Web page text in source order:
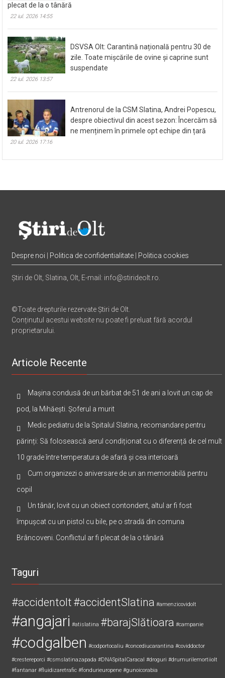
plecat de la o tânără
22 iul. 2026 14:55
DSVSA Olt: Carantină națională pentru 30 de
zile. Toate mișcările de ovine și caprine sunt
suspendate
22 iul. 2026 13:57
Antrenorul de la CSM Slatina, Andrei Popescu,
despre obiectivul din acest sezon: Încercăm să
ne menținem în primele opt echipe din țară
20 iul. 2026 17:16
Despre noi Politica de confidentialitate Politica cookies
Știri de Olt, Slatina, Olt, E-mail: info@stirideolt.ro.
©Toate drepturile rezervate Știri de Olt.
Conținutul acestui website nu poate fi preluat fără acordul
proprietarului.
Articole Recente
Mașina condusă de un bărbat de 51 de ani a lovit un cap de
pod, la Mihăești. Șoferul a murit
Medic pediatru de la Spitalul Slatina, recomandare pentru
părinți: Să folosească aerul condiționat cu o diferență de cel mult
10 grade între temperatura de afară și cea interioară
Cum organizezi o aniversare de un an memorabilă pentru
copil
Un tânăr, lovit cu un obiect contondent, altul ar fi fost
împușcat cu un pistol cu bile, pe o stradă din comuna
Brâncoveni. Conflictul ar fi plecat de la o tânără
Taguri
#accidentolt #accidentSlatina #amenzicovidolt
#angajari #atislatina #barajSlătioara #campanie
#codgalben #codportocaliu #concediucarantina #coviddoctor
#crestereporci #csmslatinazapada #DNASpitalCaracal #droguri #drumurilemortiiolt
#fantanar #fluidizaretrafic #fondurieuropene #gunoicorabia